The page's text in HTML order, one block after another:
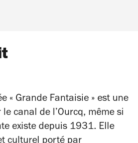
« Grande Fantaisie » est une
canal de l’Ourcq, même si
existe depuis 1931. Elle